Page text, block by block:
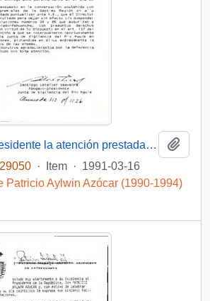
[Agradecen al Presidente la atención prestada a su caso]
· Item · 1991-03-16
Patricio Aylwin Azócar (1990-1994)